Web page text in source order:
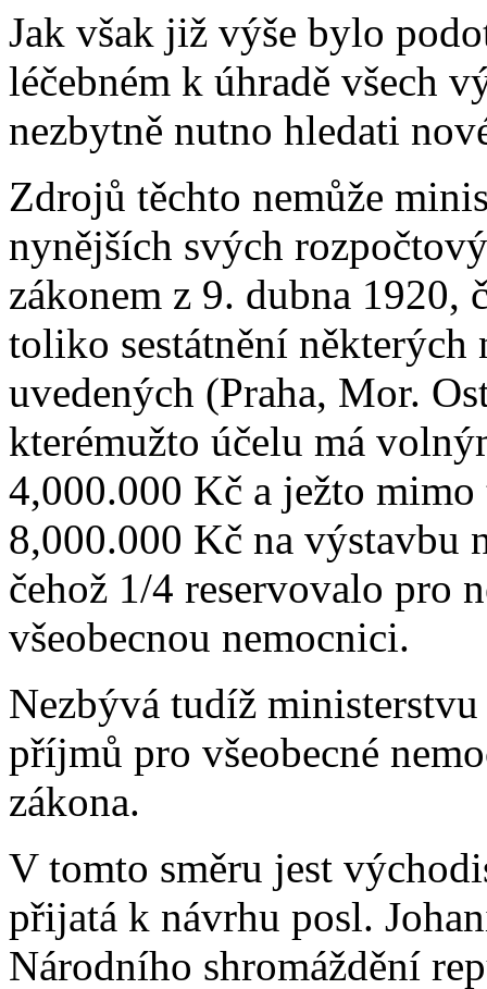
Jak však již výše bylo
léčebném k úhradě všech
nezbytně nutno hledati
Zdrojů těchto nemůže
nynějších svých
zákonem z 9. dubna 1920,
toliko sestátnění některých
uvedených (Praha, Mor.
kterémužto účelu má
4,000.000 Kč a ježto
8,000.000 Kč na výstavbu
čehož 1/4 reservovalo pro
všeobecnou nemocnici.
Nezbývá tudíž
příjmů pro všeobecné
zákona.
V tomto směru jest
přijatá k návrhu posl.
Národního shromáždění